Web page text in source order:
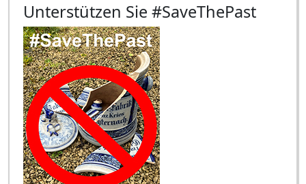
Unterstützen Sie #SaveThePast